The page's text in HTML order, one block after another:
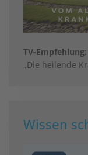
TV-Empfehlung:
„Die heilende
Wissen